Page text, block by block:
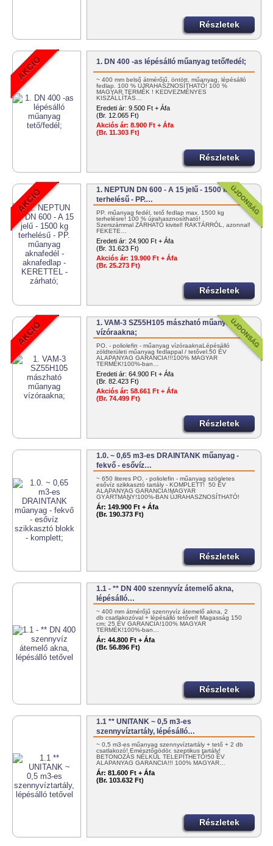
Részletek
1. DN 400 -as lépésálló műanyag tető/fedél;
~ 400 mm belső átmérőjű, öntött, műanyag, lépésálló
fedlap. 100 % ÚJRAHASZNOSÍTHATÓ! 100 %
MAGYAR TERMÉK ! KEDVEZMÉNYES
KISZÁLLÍTÁS…
Eredeti ár: 9.500 Ft + Áfa
(Br. 12.065 Ft)
Akciós ár: 8.900 Ft + Áfa
(Br. 11.303 Ft)
Részletek
1. NEPTUN DN 600 - A 15 jelű - 1500 kg
terhelésű - PP.…
PP. műanyag fedél, tető fedlap max. 1500 kg
terhelésre! 100 % újrahasznosítható!
Szerszámmal ZÁRHATÓ kivitel! RAKTÁRRÓL, azonnal!
FEKETE…
Eredeti ár: 24.900 Ft + Áfa
(Br. 31.623 Ft)
Akciós ár: 19.900 Ft + Áfa
(Br. 25.273 Ft)
Részletek
1. VAM-3 SZ55H105 mászható műanyag
vízóraakna;
PO. - poliolefin - műanyag vízóraaknaLépésálló
zöldterületi műanyag fedlappal / tetővel.50 ÉV
ALAPANYAG GARANCIA!!!100% MAGYAR
TERMÉK!100%-ban…
Eredeti ár: 64.900 Ft + Áfa
(Br. 82.423 Ft)
Akciós ár: 58.661 Ft + Áfa
(Br. 74.499 Ft)
Részletek
1.0. ~ 0,65 m3-es DRAINTANK műanyag -
fekvő - esővíz…
~ 650 literes PO. - poliolefin - műanyag szögletes
esővíz szikkasztó tartály - KOMPLETT! 50 ÉV
ALAPANYAG GARANCIA!MAGYAR
GYÁRTMÁNY!100%-BAN ÚJRAHASZNOSÍTHATÓ!
EGYSZERŰEN…
Ár: 149.900 Ft + Áfa
(Br. 190.373 Ft)
Részletek
1.1 - ** DN 400 szennyvíz átemelő akna,
lépésálló…
~ 400 mm átmérőjű szennyvíz átemelő akna, 2
db csatlakozóval + lépésálló tetővel! Magasság 150
cm; 25 ÉV GARANCIA!100% MAGYAR
TERMÉK!100%-ban…
Ár: 44.800 Ft + Áfa
(Br. 56.896 Ft)
Részletek
1.1 ** UNITANK ~ 0,5 m3-es
szennyvíztartály, lépésálló…
~ 0,5 m3-es műanyag szennyvíztartály + tető + 2 db
csatlakozó! Emésztőgödör, szeptikus tartály!
BETONOZÁS NÉLKÜL TELEPÍTHETŐ!50 ÉV
ALAPANYAG GARANCIA!!! 100% MAGYAR…
Ár: 81.600 Ft + Áfa
(Br. 103.632 Ft)
Részletek